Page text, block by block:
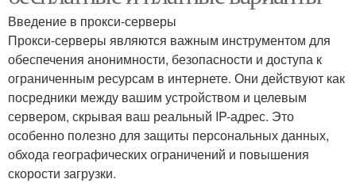
Введение в прокси-серверы
Прокси-серверы являются важным инструментом для
обеспечения анонимности, безопасности и доступа к
ограниченным ресурсам в интернете. Они действуют как
посредники между вашим устройством и целевым
сервером, скрывая ваш реальный IP-адрес. Это
особенно полезно для защиты персональных данных,
обхода географических ограничений и повышения
скорости загрузки.